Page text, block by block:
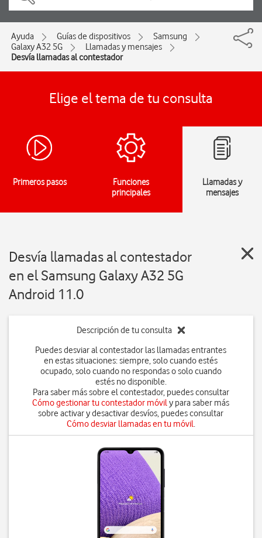
Ayuda Guías de dispositivos
Samsung
Galaxy A32 5G
Llamadas y mensajes
Desvía llamadas al contestador
Elige el tema de tu consulta
Primeros pasos
Funciones
principales
Llamadas y
mensajes
Desvía llamadas al contestador
en el Samsung Galaxy A32 5G
Android 11.0
Descripción de tu consulta
Puedes desviar al contestador las llamadas entrantes
en estas situaciones: siempre, solo cuando estés
ocupado, solo cuando no respondas o solo cuando
estés no disponible.
Para saber más sobre el contestador, puedes consultar
Cómo gestionar tu contestador móvily para saber más
sobre activar y desactivar desvíos, puedes consultar
Cómo desviar llamadas en tu móvil.